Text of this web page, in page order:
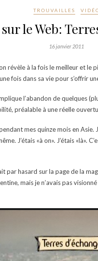
TROUVAILLES
le Web:
16 janvier 2011
révèle à la fois le meilleur et le
fois dans sa vie pour s’offrir
l’abandon de quelques
préalable à une réelle
mes quinze mois en
J’étais «à on». J’étais «là».
par hasard sur la page de la
mais je n’avais pas